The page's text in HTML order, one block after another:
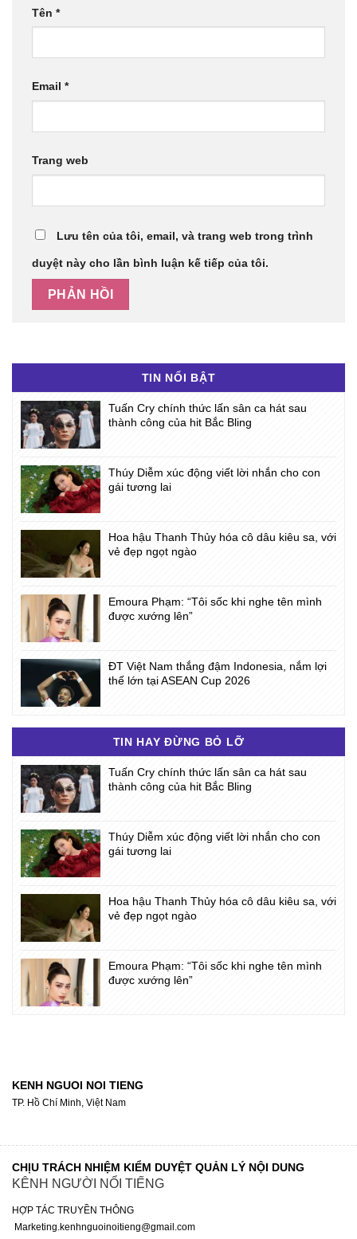
Tên *
Email *
Trang web
Lưu tên của tôi, email, và trang web trong trình
duyệt này cho lần bình luận kế tiếp của tôi.
TIN NỔI BẬT
Tuấn Cry chính thức lấn sân ca hát sau
thành công của hit Bắc Bling
Thúy Diễm xúc động viết lời nhắn cho con
gái tương lai
Hoa hậu Thanh Thủy hóa cô dâu kiêu sa, với
vẻ đẹp ngọt ngào
Emoura Phạm: “Tôi sốc khi nghe tên mình
được xướng lên”
ĐT Việt Nam thắng đậm Indonesia, nắm lợi
thế lớn tại ASEAN Cup 2026
TIN HAY ĐỪNG BỎ LỠ
Tuấn Cry chính thức lấn sân ca hát sau
thành công của hit Bắc Bling
Thúy Diễm xúc động viết lời nhắn cho con
gái tương lai
Hoa hậu Thanh Thủy hóa cô dâu kiêu sa, với
vẻ đẹp ngọt ngào
Emoura Phạm: “Tôi sốc khi nghe tên mình
được xướng lên”
KENH NGUOI NOI TIENG
TP. Hồ Chí Minh, Việt Nam
CHỊU TRÁCH NHIỆM KIỂM DUYỆT QUẢN LÝ NỘI DUNG
KÊNH NGƯỜI NỔI TIẾNG
HỢP TÁC TRUYỀN THÔNG
Marketing.kenhnguoinoitieng@gmail.com